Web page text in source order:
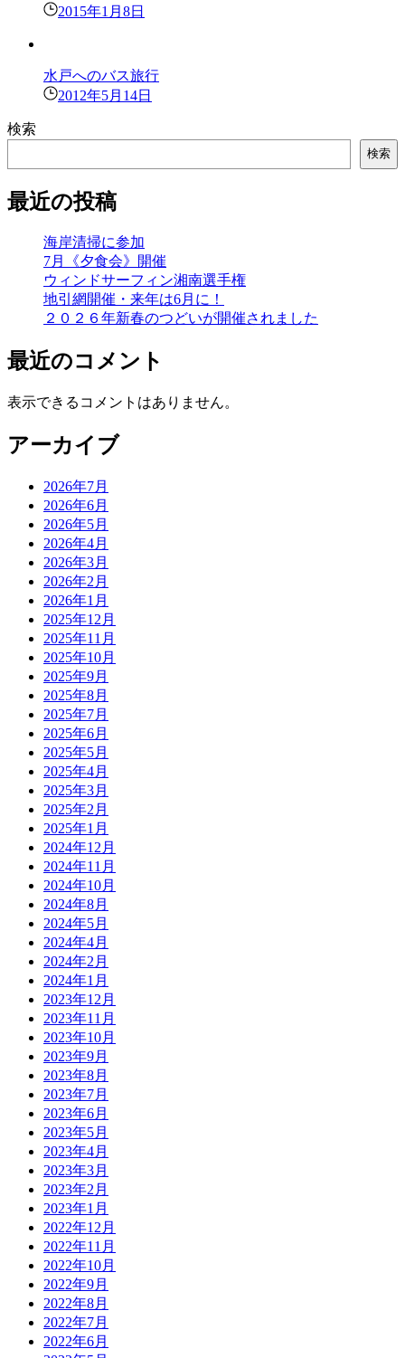
2015年1月8日
水戸へのバス旅行
2012年5月14日
検索
検索
最近の投稿
海岸清掃に参加
7月《夕食会》開催
ウィンドサーフィン湘南選手権
地引網開催・来年は6月に！
２０２６年新春のつどいが開催されました
最近のコメント
表示できるコメントはありません。
アーカイブ
2026年7月
2026年6月
2026年5月
2026年4月
2026年3月
2026年2月
2026年1月
2025年12月
2025年11月
2025年10月
2025年9月
2025年8月
2025年7月
2025年6月
2025年5月
2025年4月
2025年3月
2025年2月
2025年1月
2024年12月
2024年11月
2024年10月
2024年8月
2024年5月
2024年4月
2024年2月
2024年1月
2023年12月
2023年11月
2023年10月
2023年9月
2023年8月
2023年7月
2023年6月
2023年5月
2023年4月
2023年3月
2023年2月
2023年1月
2022年12月
2022年11月
2022年10月
2022年9月
2022年8月
2022年7月
2022年6月